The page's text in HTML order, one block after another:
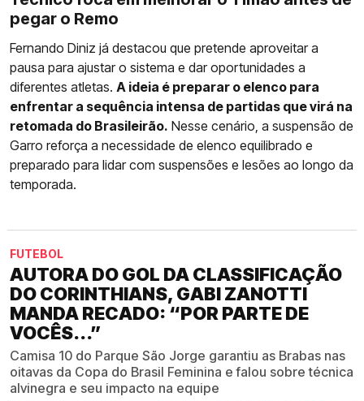
pegar o Remo
Fernando Diniz já destacou que pretende aproveitar a
pausa para ajustar o sistema e dar oportunidades a
diferentes atletas. A ideia é preparar o elenco para
enfrentar a sequência intensa de partidas que virá na
retomada do Brasileirão. Nesse cenário, a suspensão de
Garro reforça a necessidade de elenco equilibrado e
preparado para lidar com suspensões e lesões ao longo da
temporada.
FUTEBOL
AUTORA DO GOL DA CLASSIFICAÇÃO
DO CORINTHIANS, GABI ZANOTTI
MANDA RECADO: “POR PARTE DE
VOCÊS...”
Camisa 10 do Parque São Jorge garantiu as Brabas nas
oitavas da Copa do Brasil Feminina e falou sobre técnica
alvinegra e seu impacto na equipe